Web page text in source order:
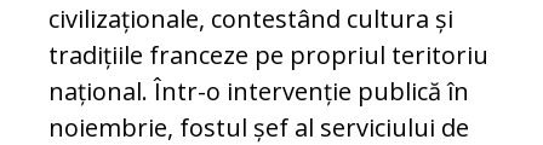
civilizaționale, contestând cultura și
tradițiile franceze pe propriul teritoriu
național. Într-o intervenție publică în
noiembrie, fostul șef al serviciului de